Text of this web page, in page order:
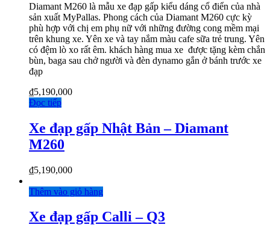
Diamant M260 là mẫu xe đạp gấp kiểu dáng cổ điển của nhà
sản xuất MyPallas. Phong cách của Diamant M260 cực kỳ
phù hợp với chị em phụ nữ với những đường cong mềm mại
trên khung xe. Yên xe và tay nắm màu cafe sữa trẻ trung. Yên
có đệm lò xo rất êm. khách hàng mua xe được tặng kèm chắn
bùn, baga sau chở người và đèn dynamo gắn ở bánh trước xe
đạp
₫5,190,000
Đọc tiếp
Xe đạp gấp Nhật Bản – Diamant
M260
₫5,190,000
Thêm vào giỏ hàng
Xe đạp gấp Calli – Q3